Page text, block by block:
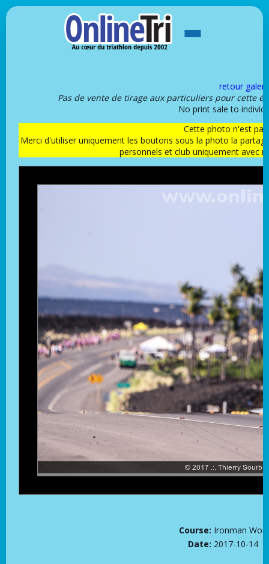
retour
Pas de vente de tirage aux particuliers pour cette
No print sale to
Cette photo n'est
Merci d'utiliser uniquement les boutons sous la photo la
personnels et club uniquement avec
Course: Ironman
Date: 2017-10-14